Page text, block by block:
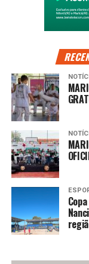
do município e
comercializarem
consumidores.
Além de
movimenta o
visitantes de
fortalecimento da
três dias de